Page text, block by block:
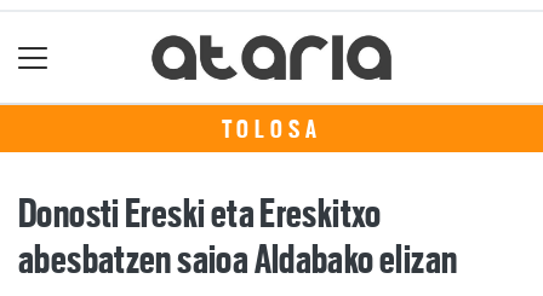
TOLOSA
Donosti Ereski eta Ereskitxo
abesbatzen saioa Aldabako elizan